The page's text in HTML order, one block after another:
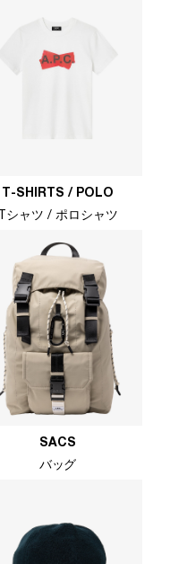
T-SHIRTS / POLO
Tシャツ / ポロシャツ
SACS
バッグ